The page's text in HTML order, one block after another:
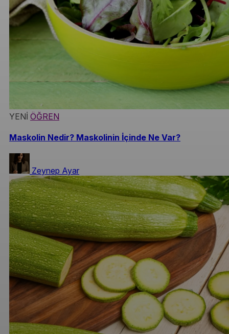
YENİ ÖĞREN
Maskolin Nedir? Maskolinin İçinde Ne Var?
Zeynep Ayar